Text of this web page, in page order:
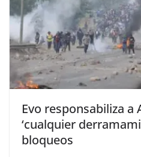
Evo responsabiliza a
‘cualquier
bloqueos